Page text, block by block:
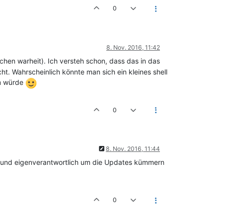
0
8. Nov. 2016, 11:42
warheit). Ich versteh schon, dass das in das
Wahrscheinlich könnte man sich ein kleines shell
würde
0
8. Nov. 2016, 11:44
eigenverantwortlich um die Updates kümmern
0